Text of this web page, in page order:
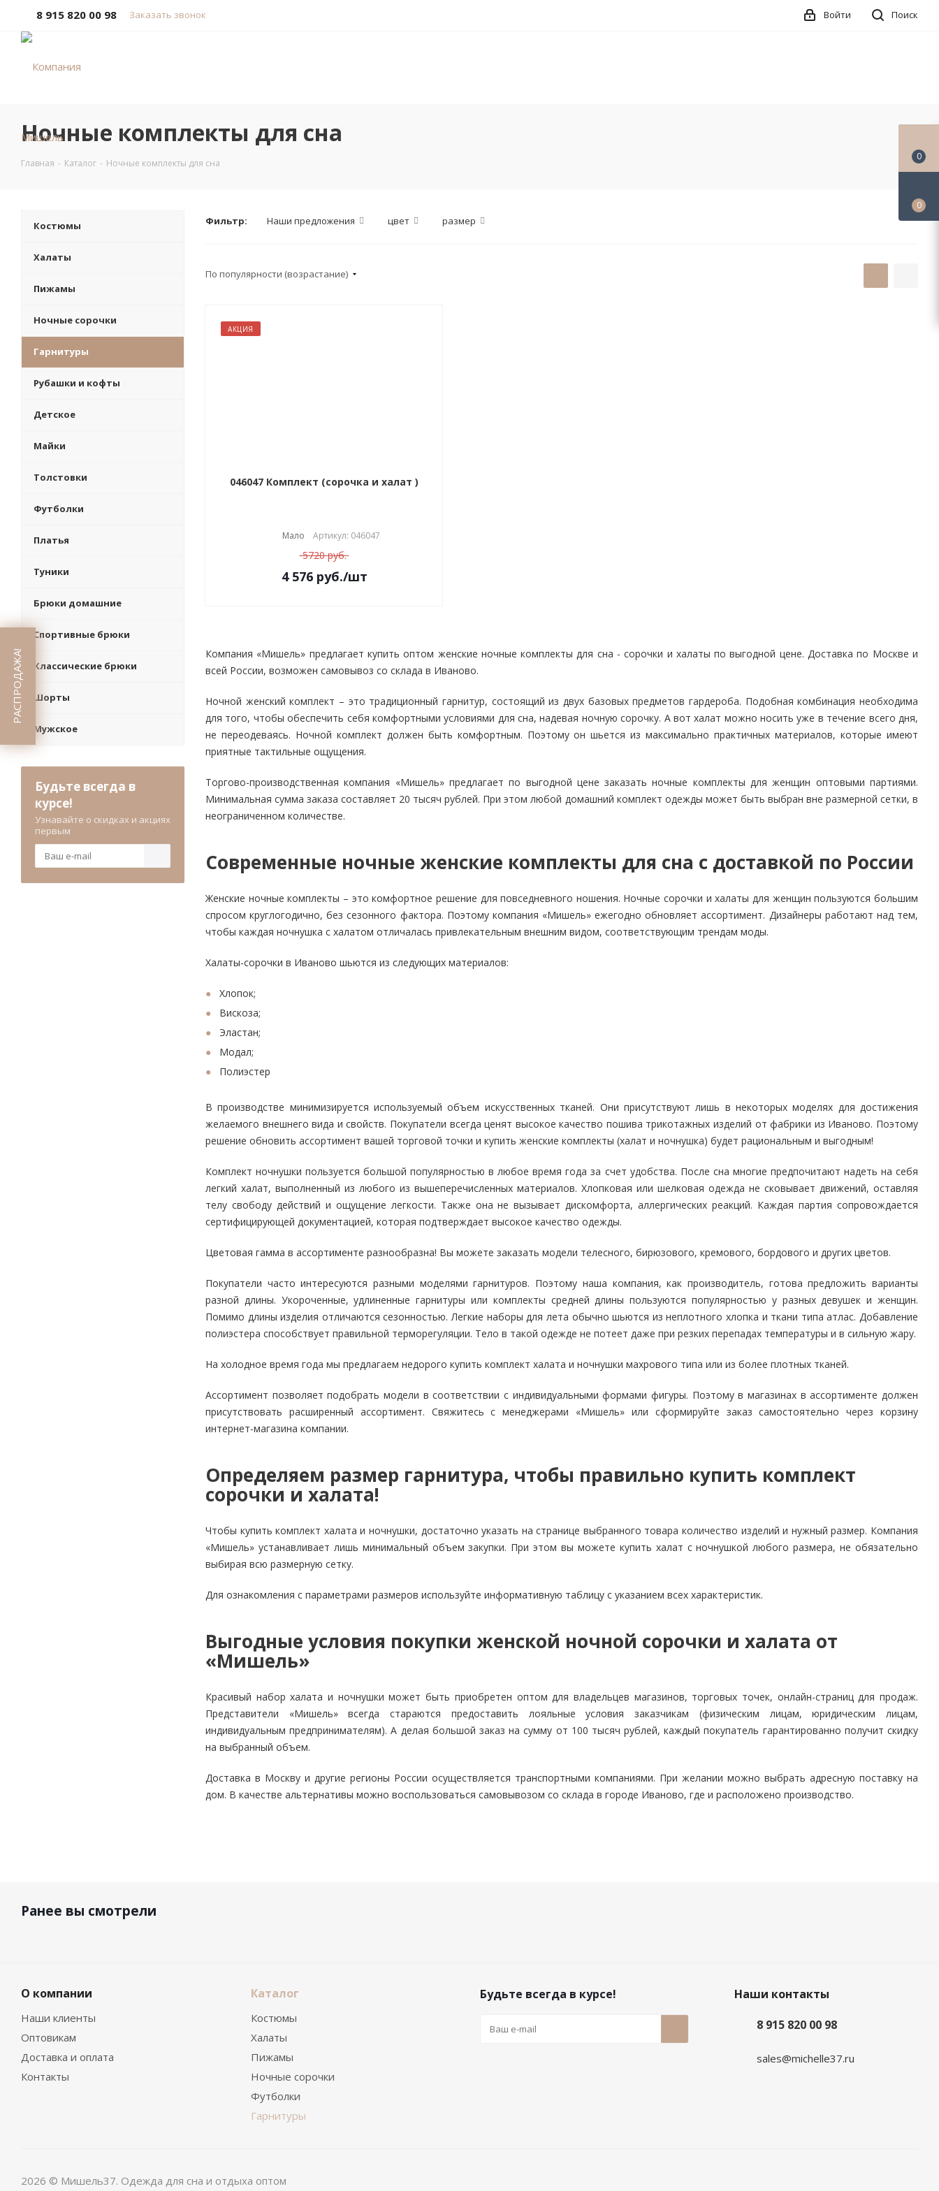
8 915 820 00 98 Заказать звонок Поиск
Войти
Ночные комплекты для сна
Главная - Каталог - Ночные комплекты для сна
Фильтр: Наши предложения цвет размер
По популярности (возрастание)
АКЦИЯ
046047 Комплект (сорочка и халат )
Мало Артикул: 046047
5720 руб.
4 576руб./шт
Компания «Мишель» предлагает купить оптом женские ночные комплекты для сна - сорочки и халаты по выгодной цене. Доставка по Москве и
всей России, возможен самовывоз со склада в Иваново.
Ночной женский комплект – это традиционный гарнитур, состоящий из двух базовых предметов гардероба. Подобная комбинация необходима
для того, чтобы обеспечить себя комфортными условиями для сна, надевая ночную сорочку. А вот халат можно носить уже в течение всего дня,
не переодеваясь. Ночной комплект должен быть комфортным. Поэтому он шьется из максимально практичных материалов, которые имеют
приятные тактильные ощущения.
Торгово-производственная компания «Мишель» предлагает по выгодной цене заказать ночные комплекты для женщин оптовыми партиями.
Минимальная сумма заказа составляет 20 тысяч рублей. При этом любой домашний комплект одежды может быть выбран вне размерной сетки, в
неограниченном количестве.
Современные ночные женские комплекты для сна с доставкой по России
Женские ночные комплекты – это комфортное решение для повседневного ношения. Ночные сорочки и халаты для женщин пользуются большим
спросом круглогодично, без сезонного фактора. Поэтому компания «Мишель» ежегодно обновляет ассортимент. Дизайнеры работают над тем,
чтобы каждая ночнушка с халатом отличалась привлекательным внешним видом, соответствующим трендам моды.
Халаты-сорочки в Иваново шьются из следующих материалов:
Хлопок;
Вискоза;
Эластан;
Модал;
Полиэстер
В производстве минимизируется используемый объем искусственных тканей. Они присутствуют лишь в некоторых моделях для достижения
желаемого внешнего вида и свойств. Покупатели всегда ценят высокое качество пошива трикотажных изделий от фабрики из Иваново. Поэтому
решение обновить ассортимент вашей торговой точки и купить женские комплекты (халат и ночнушка) будет рациональным и выгодным!
Комплект ночнушки пользуется большой популярностью в любое время года за счет удобства. После сна многие предпочитают надеть на себя
легкий халат, выполненный из любого из вышеперечисленных материалов. Хлопковая или шелковая одежда не сковывает движений, оставляя
телу свободу действий и ощущение легкости. Также она не вызывает дискомфорта, аллергических реакций. Каждая партия сопровождается
сертифицирующей документацией, которая подтверждает высокое качество одежды.
Цветовая гамма в ассортименте разнообразна! Вы можете заказать модели телесного, бирюзового, кремового, бордового и других цветов.
Покупатели часто интересуются разными моделями гарнитуров. Поэтому наша компания, как производитель, готова предложить варианты
разной длины. Укороченные, удлиненные гарнитуры или комплекты средней длины пользуются популярностью у разных девушек и женщин.
Помимо длины изделия отличаются сезонностью. Легкие наборы для лета обычно шьются из неплотного хлопка и ткани типа атлас. Добавление
полиэстера способствует правильной терморегуляции. Тело в такой одежде не потеет даже при резких перепадах температуры и в сильную жару.
На холодное время года мы предлагаем недорого купить комплект халата и ночнушки махрового типа или из более плотных тканей.
Ассортимент позволяет подобрать модели в соответствии с индивидуальными формами фигуры. Поэтому в магазинах в ассортименте должен
присутствовать расширенный ассортимент. Свяжитесь с менеджерами «Мишель» или сформируйте заказ самостоятельно через корзину
интернет-магазина компании.
Определяем размер гарнитура, чтобы правильно купить комплект
сорочки и халата!
Чтобы купить комплект халата и ночнушки, достаточно указать на странице выбранного товара количество изделий и нужный размер. Компания
«Мишель» устанавливает лишь минимальный объем закупки. При этом вы можете купить халат с ночнушкой любого размера, не обязательно
выбирая всю размерную сетку.
Для ознакомления с параметрами размеров используйте информативную таблицу с указанием всех характеристик.
Выгодные условия покупки женской ночной сорочки и халата от
«Мишель»
Красивый набор халата и ночнушки может быть приобретен оптом для владельцев магазинов, торговых точек, онлайн-страниц для продаж.
Представители «Мишель» всегда стараются предоставить лояльные условия заказчикам (физическим лицам, юридическим лицам,
индивидуальным предпринимателям). А делая большой заказ на сумму от 100 тысяч рублей, каждый покупатель гарантированно получит скидку
на выбранный объем.
Доставка в Москву и другие регионы России осуществляется транспортными компаниями. При желании можно выбрать адресную поставку на
дом. В качестве альтернативы можно воспользоваться самовывозом со склада в городе Иваново, где и расположено производство.
Костюмы
Халаты
Пижамы
Ночные сорочки
Гарнитуры
Рубашки и кофты
Детское
Майки
Толстовки
Футболки
Платья
Туники
Брюки домашние
Спортивные брюки
Классические брюки
Шорты
Мужское
Будьте всегда в
курсе!
Узнавайте о скидках и акциях
первым
Ранее вы смотрели
О компании
Наши клиенты
Оптовикам
Доставка и оплата
Контакты
Каталог
Костюмы
Халаты
Пижамы
Ночные сорочки
Футболки
Гарнитуры
Будьте всегда в курсе!
Наши контакты
8 915 820 00 98
sales@michelle37.ru
2026 © Мишель37. Одежда для сна и отдыха оптом
РАСПРОДАЖА!
0
0